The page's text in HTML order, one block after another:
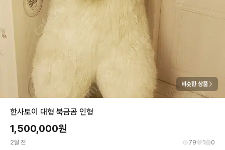
비슷한 상품
한사토이 대형 북금곰 인형
1,500,000원
2달 전 79 1 0